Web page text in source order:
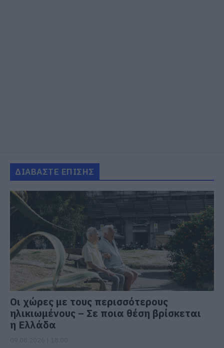
ΔΙΑΒΑΣΤΕ ΕΠΙΣΗΣ
Οι χώρες με τους περισσότερους
ηλικιωμένους – Σε ποια θέση βρίσκεται
η Ελλάδα